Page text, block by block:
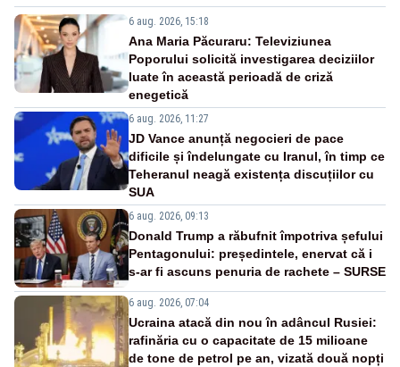
6 aug. 2026, 15:18
Ana Maria Păcuraru: Televiziunea
Poporului solicită investigarea deciziilor
luate în această perioadă de criză
enegetică
6 aug. 2026, 11:27
JD Vance anunță negocieri de pace
dificile și îndelungate cu Iranul, în timp ce
Teheranul neagă existența discuțiilor cu
SUA
6 aug. 2026, 09:13
Donald Trump a răbufnit împotriva șefului
Pentagonului: președintele, enervat că i
s-ar fi ascuns penuria de rachete – SURSE
6 aug. 2026, 07:04
Ucraina atacă din nou în adâncul Rusiei:
rafinăria cu o capacitate de 15 milioane
de tone de petrol pe an, vizată două nopți